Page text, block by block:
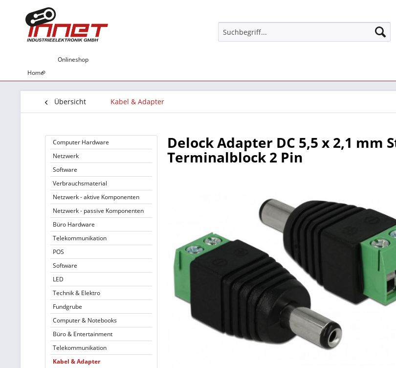
Home
Onlineshop
Übersicht Kabel & Adapter
Computer Hardware
Netzwerk
Software
Verbrauchsmaterial
Netzwerk - aktive Komponenten
Netzwerk - passive Komponenten
Büro Hardware
Telekommunikation
POS
Software
LED
Technik & Elektro
Fundgrube
Computer & Notebooks
Büro & Entertainment
Telekommunikation
Kabel & Adapter
Delock Adapter DC 5,5 x 2,1 mm
Terminalblock 2 Pin